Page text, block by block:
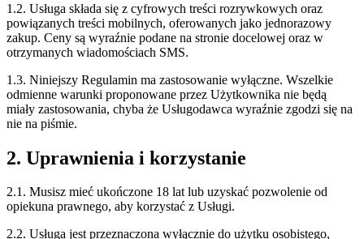
1.2. Usługa składa się z cyfrowych treści rozrywkowych oraz
powiązanych treści mobilnych, oferowanych jako jednorazowy
zakup. Ceny są wyraźnie podane na stronie docelowej oraz w
otrzymanych wiadomościach SMS.
1.3. Niniejszy Regulamin ma zastosowanie wyłączne. Wszelkie
odmienne warunki proponowane przez Użytkownika nie będą
miały zastosowania, chyba że Usługodawca wyraźnie zgodzi się na
nie na piśmie.
2. Uprawnienia i korzystanie
2.1. Musisz mieć ukończone 18 lat lub uzyskać pozwolenie od
opiekuna prawnego, aby korzystać z Usługi.
2.2. Usługa jest przeznaczona wyłącznie do użytku osobistego,